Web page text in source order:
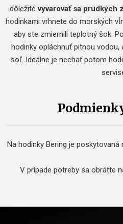
dôležitévyvarovať sa prudkých
hodinkami vrhnete do morských
aby ste zmiernili teplotný šok.
hodinky opláchnuť pitnou vodou,
soľ. Ideálne je nechať potom
Na hodinky Bering je poskytovaná
V prípade potreby sa obráťte